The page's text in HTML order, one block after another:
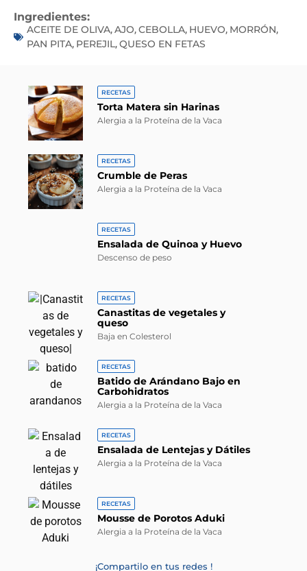
Ingredientes:
ACEITE DE OLIVA,AJO,CEBOLLA, HUEVO, MORRÓN,
PAN PITA, PEREJIL,QUESO EN FETAS
RECETAS
Torta Matera sin Harinas
Alergia a la Proteína de la Vaca
RECETAS
Crumble de Peras
Alergia a la Proteína de la Vaca
RECETAS
Ensalada de Quinoa y Huevo
Descenso de peso
RECETAS
Canastitas de vegetales y
queso
Baja en Colesterol
RECETAS
Batido de Arándano Bajo en
Carbohidratos
Alergia a la Proteína de la Vaca
RECETAS
Ensalada de Lentejas y Dátiles
Alergia a la Proteína de la Vaca
RECETAS
Mousse de Porotos Aduki
Alergia a la Proteína de la Vaca
¡Compartilo en tus redes !